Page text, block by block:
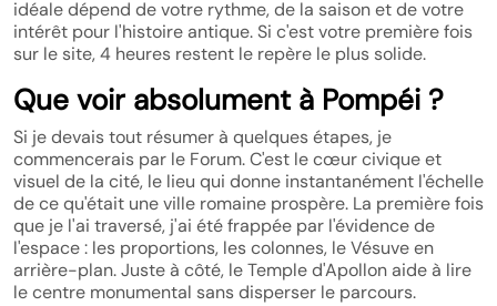
idéale dépend de votre rythme, de la saison et de votre
intérêt pour l'histoire antique. Si c'est votre première fois
sur le site, 4 heures restent le repère le plus solide.
Que voir absolument à Pompéi ?
Si je devais tout résumer à quelques étapes, je
commencerais par le Forum. C'est le cœur civique et
visuel de la cité, le lieu qui donne instantanément l'échelle
de ce qu'était une ville romaine prospère. La première fois
que je l'ai traversé, j'ai été frappée par l'évidence de
l'espace : les proportions, les colonnes, le Vésuve en
arrière-plan. Juste à côté, le Temple d'Apollon aide à lire
le centre monumental sans disperser le parcours.